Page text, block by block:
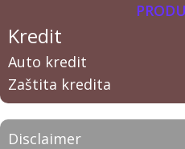
Kredit
Auto kredit
Zaštita kredita
Disclaimer